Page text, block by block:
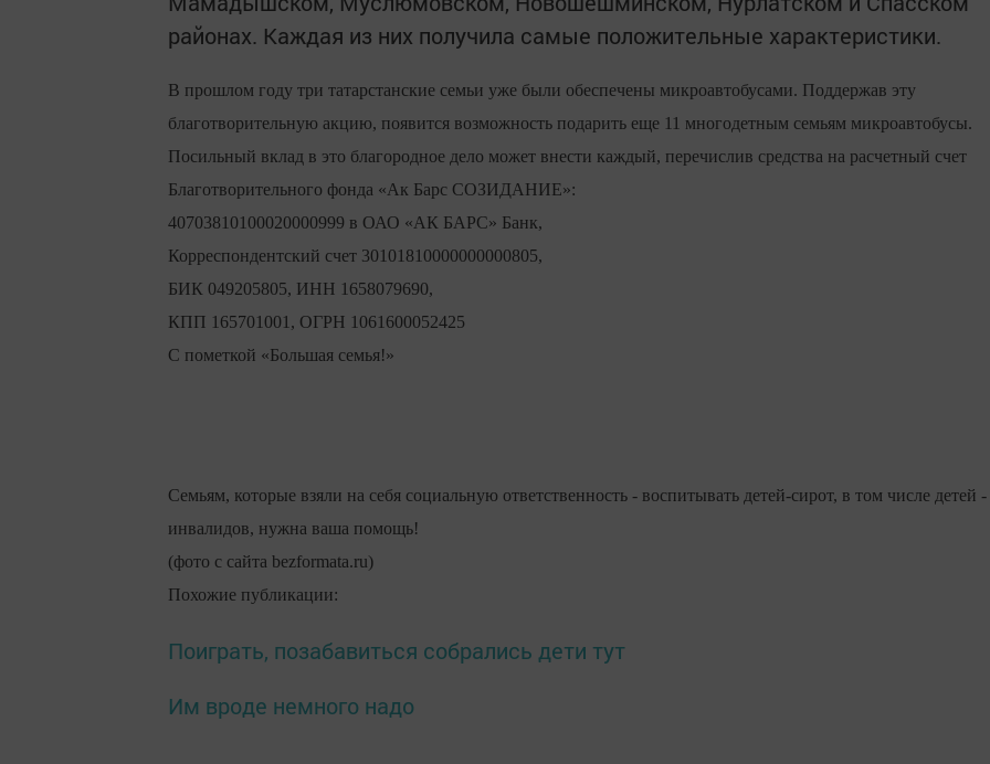
районах. Каждая из них получила самые положительные характеристики.
В прошлом году три татарстанские семьи уже были обеспечены микроавтобусами. Поддержав эту
благотворительную акцию, появится возможность подарить еще 11 многодетным семьям микроавтобусы.
Посильный вклад в это благородное дело может внести каждый, перечислив средства на расчетный счет
Благотворительного фонда «Ак Барс СОЗИДАНИЕ»:
40703810100020000999 в ОАО «АК БАРС» Банк,
Корреспондентский счет 30101810000000000805,
БИК 049205805, ИНН 1658079690,
КПП 165701001, ОГРН 1061600052425
С пометкой «Большая семья!»
Семьям, которые взяли на себя социальную ответственность - воспитывать детей-сирот, в том числе детей -
инвалидов, нужна ваша помощь!
(фото с сайта bezformata.ru)
Похожие публикации:
Поиграть, позабавиться собрались дети тут
Им вроде немного надо